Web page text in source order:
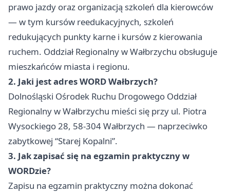
prawo jazdy oraz organizacją szkoleń dla kierowców
— w tym kursów reedukacyjnych, szkoleń
redukujących punkty karne i kursów z kierowania
ruchem. Oddział Regionalny w Wałbrzychu obsługuje
mieszkańców miasta i regionu.
2. Jaki jest adres WORD Wałbrzych?
Dolnośląski Ośrodek Ruchu Drogowego Oddział
Regionalny w Wałbrzychu mieści się przy ul. Piotra
Wysockiego 28, 58-304 Wałbrzych — naprzeciwko
zabytkowej “Starej Kopalni”.
3. Jak zapisać się na egzamin praktyczny w
WORDzie?
Zapisu na egzamin praktyczny można dokonać